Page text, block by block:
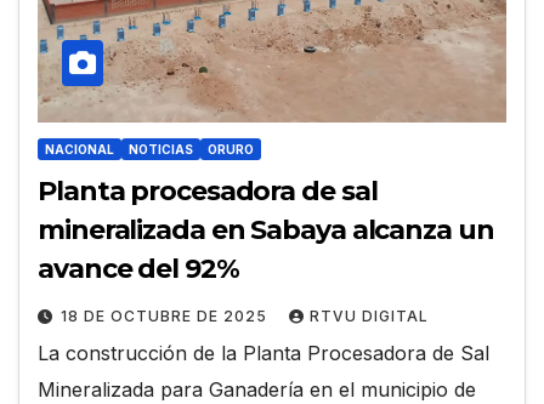
NACIONAL NOTICIAS ORURO
Planta procesadora de sal
mineralizada en Sabaya alcanza un
avance del 92%
18 DE OCTUBRE DE 2025 RTVU DIGITAL
La construcción de la Planta Procesadora de Sal
Mineralizada para Ganadería en el municipio de